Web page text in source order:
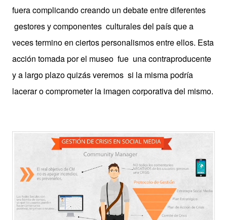
fuera complicando creando un debate entre diferentes
gestores y componentes culturales del país que a
veces termino en ciertos personalismos entre ellos. Esta
acción tomada por el museo fue una contraproducente
y a largo plazo quizás veremos si la misma podría
lacerar o comprometer la imagen corporativa del mismo.